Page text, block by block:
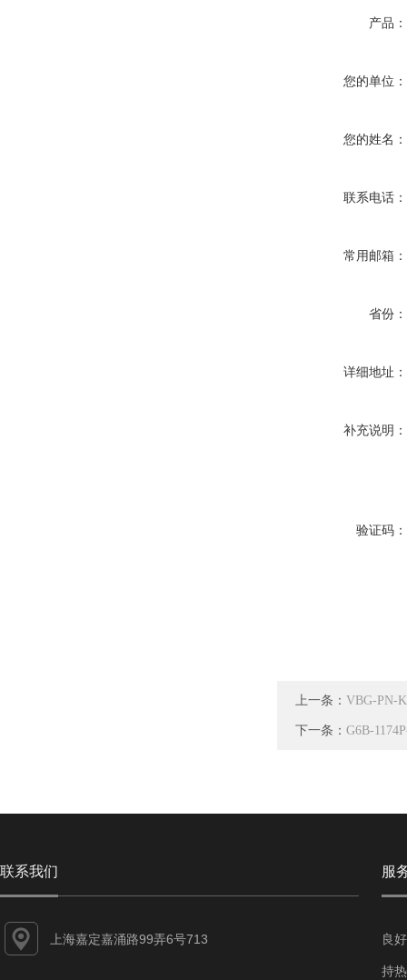
产品：
您的单位：
您的姓名：
联系电话：
常用邮箱：
省份：
详细地址：
补充说明：
验证码：
上一条： VBG-PN-
下一条： G6B-
联系我们
上海嘉定嘉涌路99弄6号713
服
良
持